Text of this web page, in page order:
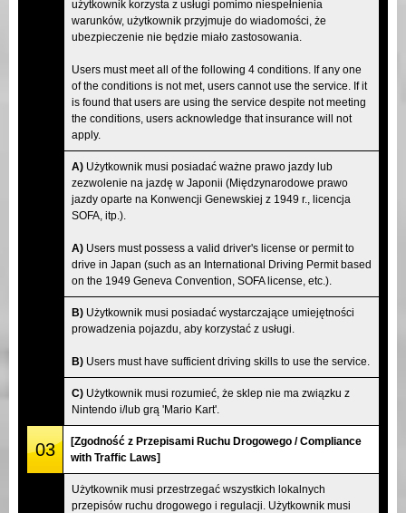
użytkownik korzysta z usługi pomimo niespełnienia
warunków, użytkownik przyjmuje do wiadomości, że
ubezpieczenie nie będzie miało zastosowania.
Users must meet all of the following 4 conditions. If any one
of the conditions is not met, users cannot use the service. If it
is found that users are using the service despite not meeting
the conditions, users acknowledge that insurance will not
apply.
A) Użytkownik musi posiadać ważne prawo jazdy lub
zezwolenie na jazdę w Japonii (Międzynarodowe prawo
jazdy oparte na Konwencji Genewskiej z 1949 r., licencja
SOFA, itp.).
A) Users must possess a valid driver's license or permit to
drive in Japan (such as an International Driving Permit based
on the 1949 Geneva Convention, SOFA license, etc.).
B) Użytkownik musi posiadać wystarczające umiejętności
prowadzenia pojazdu, aby korzystać z usługi.
B) Users must have sufficient driving skills to use the service.
C) Użytkownik musi rozumieć, że sklep nie ma związku z
Nintendo i/lub grą 'Mario Kart'.
03
[Zgodność z Przepisami Ruchu Drogowego / Compliance
with Traffic Laws]
Użytkownik musi przestrzegać wszystkich lokalnych
przepisów ruchu drogowego i regulacji. Użytkownik musi